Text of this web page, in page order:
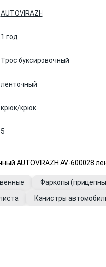
AUTOVIRAZH
1 год
Трос буксировочный
ленточный
крюк/крюк
5
AUTOVIRAZH AV-600028
Фаркопы
Канистры